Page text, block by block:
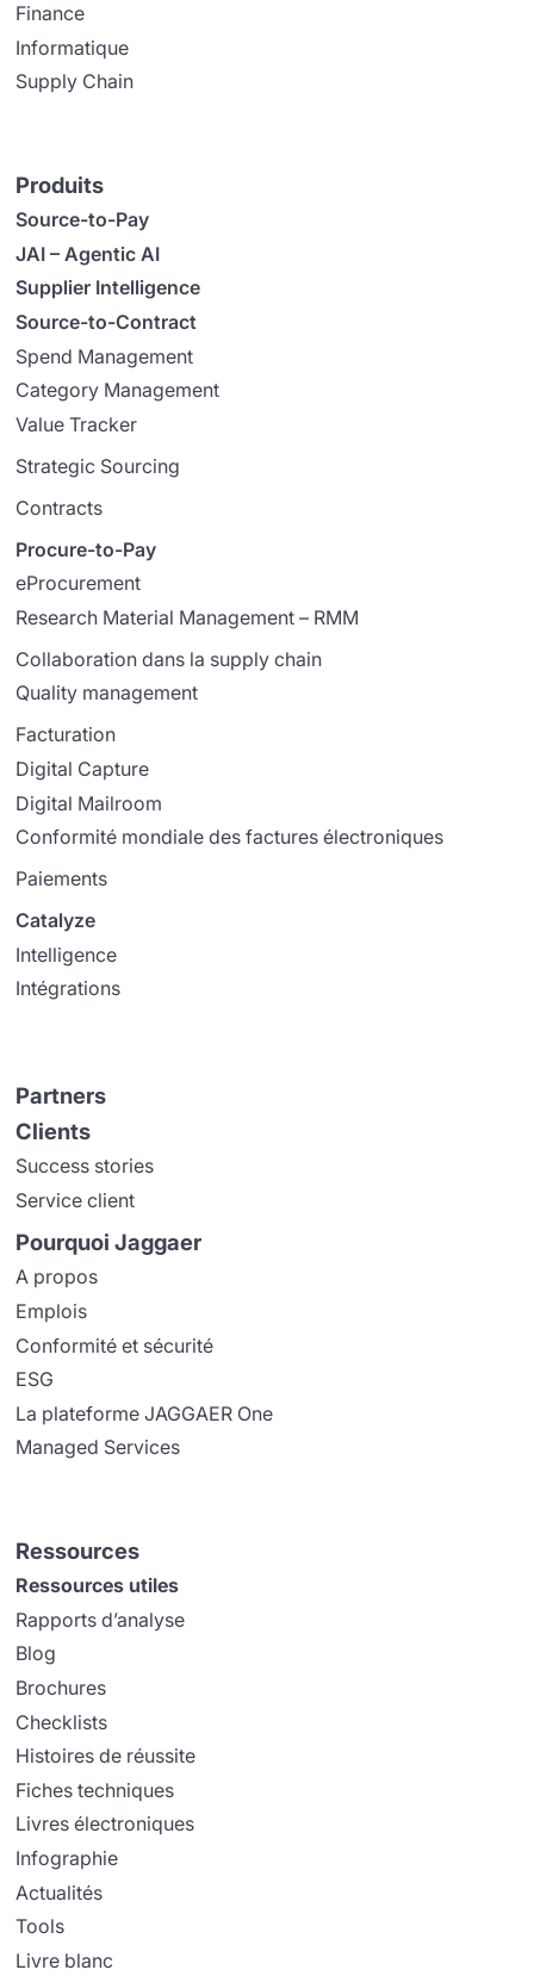
Finance
Informatique
Supply Chain
Produits
Source-to-Pay
JAI – Agentic AI
Supplier Intelligence
Source-to-Contract
Spend Management
Category Management
Value Tracker
Strategic Sourcing
Contracts
Procure-to-Pay
eProcurement
Research Material Management – RMM
Collaboration dans la supply chain
Quality management
Facturation
Digital Capture
Digital Mailroom
Conformité mondiale des factures électroniques
Paiements
Catalyze
Intelligence
Intégrations
Partners
Clients
Success stories
Service client
Pourquoi Jaggaer
A propos
Emplois
Conformité et sécurité
ESG
La plateforme JAGGAER One
Managed Services
Ressources
Ressources utiles
Rapports d’analyse
Blog
Brochures
Checklists
Histoires de réussite
Fiches techniques
Livres électroniques
Infographie
Actualités
Tools
Livre blanc